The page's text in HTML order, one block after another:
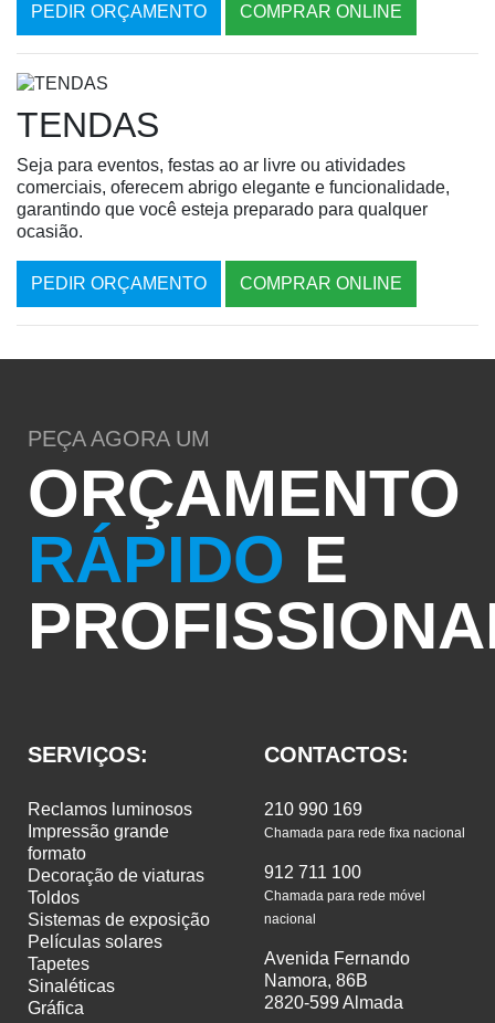
PEDIR ORÇAMENTO COMPRAR ONLINE
TENDAS
Seja para eventos, festas ao ar livre ou atividades
comerciais, oferecem abrigo elegante e funcionalidade,
garantindo que você esteja preparado para qualquer
ocasião.
PEDIR ORÇAMENTO COMPRAR ONLINE
PEÇA AGORA UM
ORÇAMENTO
RÁPIDO E
SERVIÇOS:
reclamos luminosos
formato
decoração de viaturas
toldos
sistemas de exposição
películas solares
tapetes
sinaléticas
gráfica
CONTACTOS:
210 990 169
Chamada para rede fixa nacional
912 711 100
Chamada para rede móvel
nacional
Avenida Fernando
Namora, 86B
2820-599 Almada